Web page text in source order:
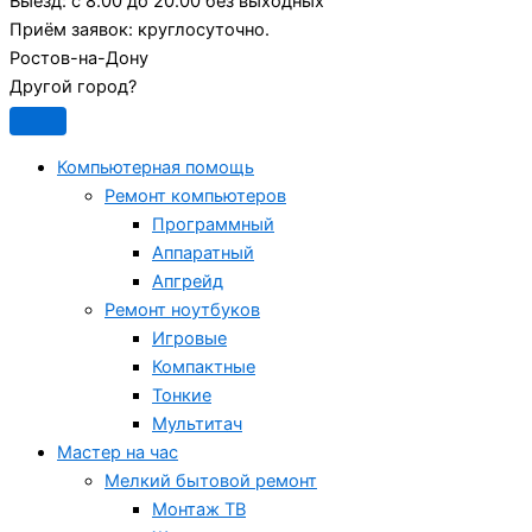
Приём заявок: круглосуточно.
Ростов-на-Дону
Другой город?
Компьютерная помощь
Ремонт компьютеров
Программный
Аппаратный
Апгрейд
Ремонт ноутбуков
Игровые
Компактные
Тонкие
Мультитач
Мастер на час
Мелкий бытовой ремонт
Монтаж ТВ